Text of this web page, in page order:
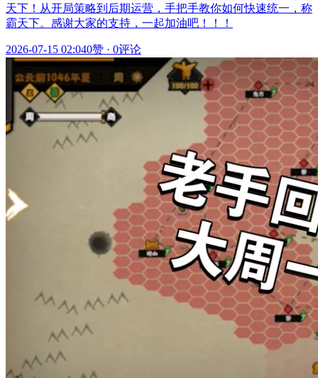
天下！从开局策略到后期运营，手把手教你如何快速统一，称
霸天下。感谢大家的支持，一起加油吧！！！
2026-07-15 02:040赞 · 0评论